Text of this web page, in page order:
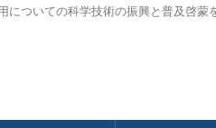
ついての科学技術の振興と普及啓蒙